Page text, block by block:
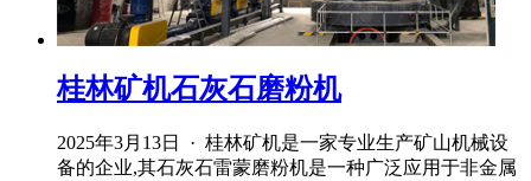
桂林矿机石灰石磨粉机
2025年3月13日 · 桂林矿机是一家专业生产矿山机械设
备的企业,其石灰石雷蒙磨粉机是一种广泛应用于非金属